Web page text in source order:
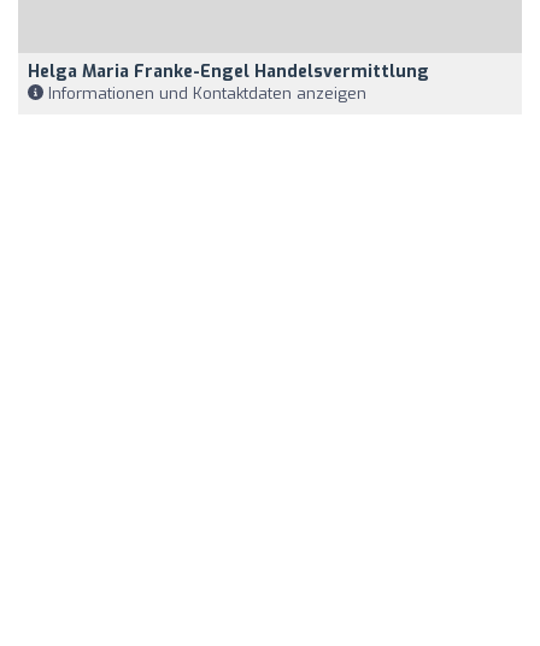
Helga Maria Franke-Engel Handelsvermittlung
Informationen und Kontaktdaten anzeigen